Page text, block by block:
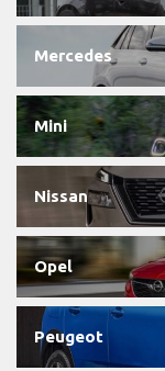
Mercedes
Mini
Nissan
Opel
Peugeot